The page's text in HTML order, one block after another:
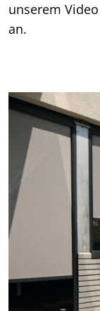
unserem
an.